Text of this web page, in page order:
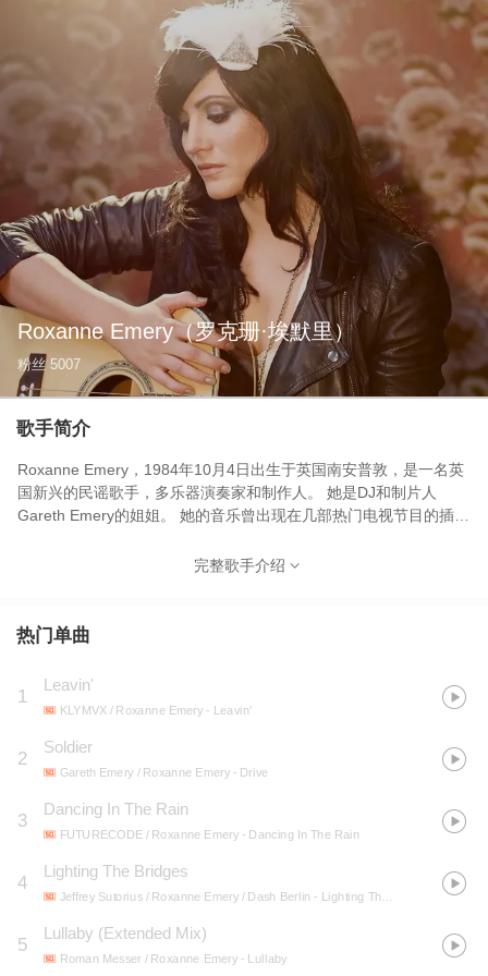
Roxanne Emery（罗克珊·埃默里）
粉丝 5007
歌手简介
Roxanne Emery，1984年10月4日出生于英国南安普敦，是一名英
国新兴的民谣歌手，多乐器演奏家和制作人。 她是DJ和制片人
Gareth Emery的姐姐。 她的音乐曾出现在几部热门电视节目的插曲
the Kardashians》。 她还经营了自己的唱片公司Late Records，负
完整歌手介绍
热门单曲
1
Leavin'
KLYMVX / Roxanne Emery - Leavin'
2
Soldier
Gareth Emery / Roxanne Emery - Drive
3
Dancing In The Rain
FUTURECODE / Roxanne Emery - Dancing In The Rain
4
Lighting The Bridges
Jeffrey Sutorius / Roxanne Emery / Dash Berlin - Lighting The Bridges
5
Lullaby (Extended Mix)
Roman Messer / Roxanne Emery - Lullaby